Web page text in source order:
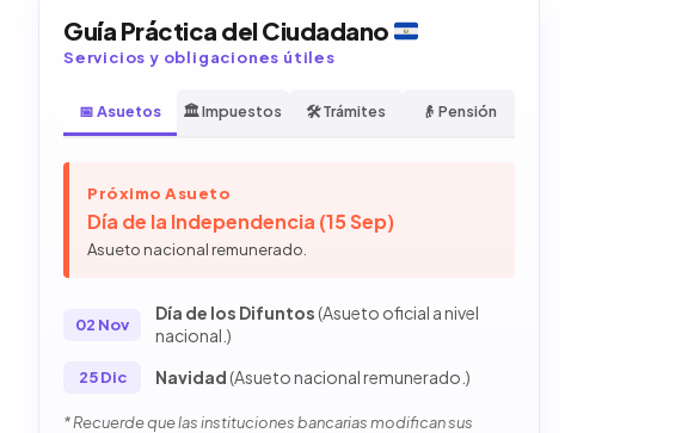
Guía Práctica del Ciudadano
Servicios y obligaciones útiles
📅 Asuetos 🏛️ Impuestos 🛠️ Trámites 👴 Pensión
Próximo Asueto
Día de la Independencia (15 Sep)
Asueto nacional remunerado.
02 Nov
Día de los Difuntos(Asueto oficial a nivel
nacional.)
25 Dic Navidad(Asueto nacional remunerado.)
* Recuerde que las instituciones bancarias modifican sus